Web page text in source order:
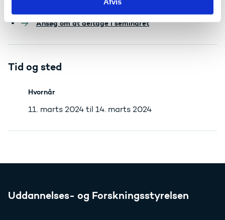
tilmelder dig et seminar via SALTO E-T.
Ansøg om at deltage i seminaret
Tid og sted
Hvornår
11. marts 2024 til 14. marts 2024
Uddannelses- og Forskningsstyrelsen